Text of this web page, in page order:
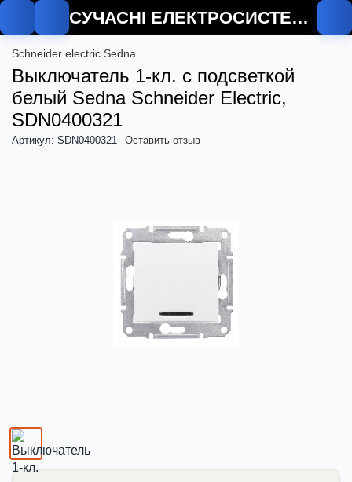
СУЧАСНІ ЕЛЕКТРОСИСТЕМИ
Schneider electric Sedna
Выключатель 1-кл. с подсветкой
белый Sedna Schneider Electric,
SDN0400321
Артикул: SDN0400321 Оставить отзыв